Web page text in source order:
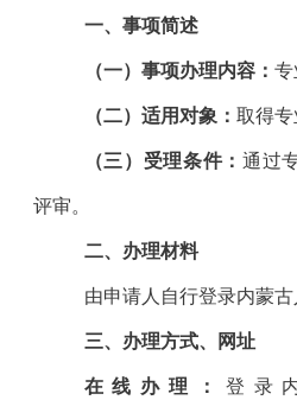
一、 事项简述
（一）事项办理内容： 专
（二）适用对象： 取得专
（三）受理条件： 通过
评审。
二、办理材料
由申请人自行登录内蒙古
三、办理方式、 网址
在线办理： 登录